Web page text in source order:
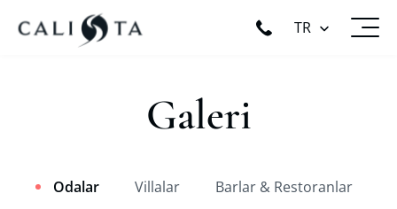
TR
Galeri
Odalar Villalar Barlar & Restoranlar